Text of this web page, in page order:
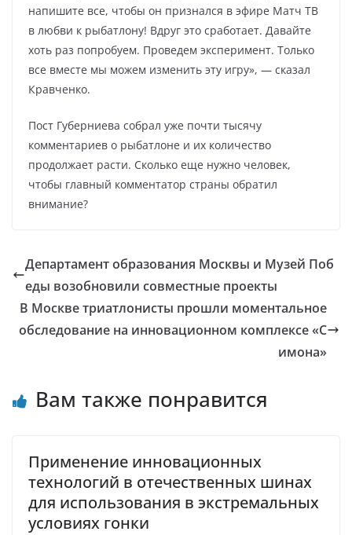
напишите все, чтобы он признался в эфире Матч ТВ
в любви к рыбатлону! Вдруг это сработает. Давайте
хоть раз попробуем. Проведем эксперимент. Только
все вместе мы можем изменить эту игру», — сказал
Кравченко.
Пост Губерниева собрал уже почти тысячу
комментариев о рыбатлоне и их количество
продолжает расти. Сколько еще нужно человек,
чтобы главный комментатор страны обратил
внимание?
Департамент образования Москвы и Музей Поб
еды возобновили совместные проекты
В Москве триатлонисты прошли моментальное
обследование на инновационном комплексе «С
имона»
Вам также понравится
Применение инновационных
технологий в отечественных шинах
для использования в экстремальных
условиях гонки